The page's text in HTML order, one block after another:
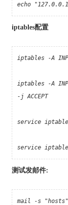
echo
iptables配置
iptables -A
iptables -A
-j ACCEPT
service
service
测试发邮件:
mail -s "hosts"